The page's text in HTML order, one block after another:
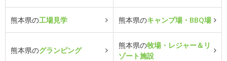
熊本県の工場見学 熊本県のキャンプ場・BBQ場
熊本県のグランピング
熊本県の牧場・レジャー＆リ
ゾート施設